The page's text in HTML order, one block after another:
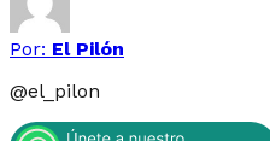
Por: El Pilón
@el_pilon